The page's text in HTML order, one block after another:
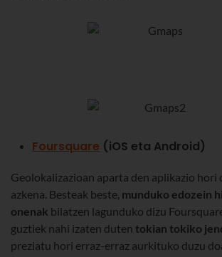
Foursquare (iOS eta Android)
Geolokalizazioan aparta den aplikazio hori
azkena. Besteak beste, munduko edozein
onenak bilatzen lagunduko dizu
guztiek nahi izaten duten tokian tokiko
preziatu hori erraz-erraz aurkituko duzu